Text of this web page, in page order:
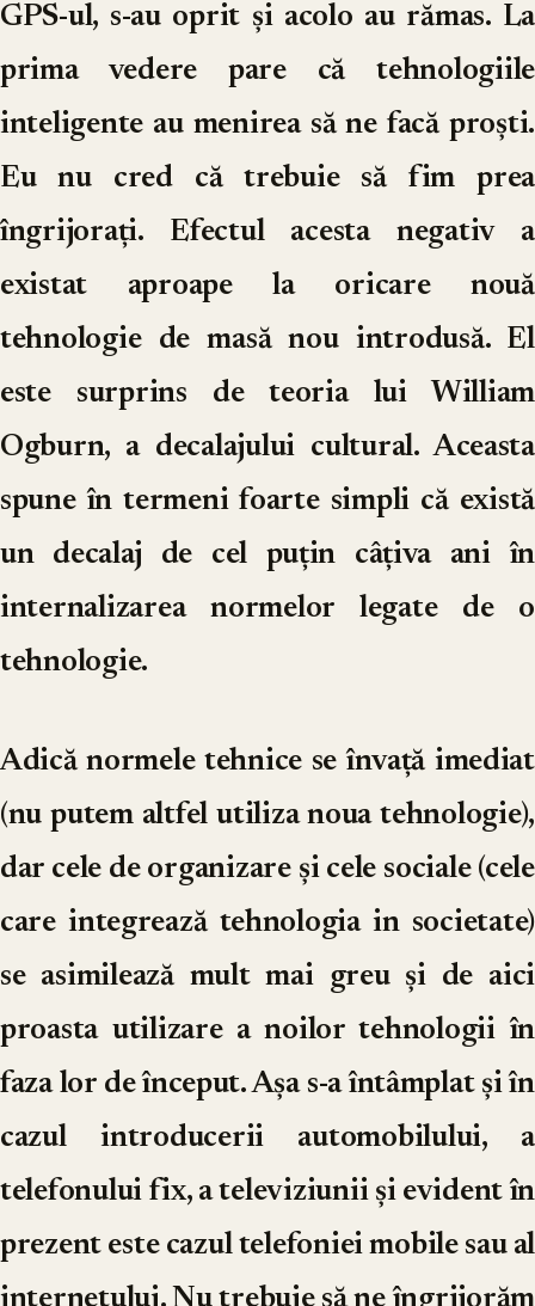
GPS-ul, s-au oprit și acolo au rămas. La
prima vedere pare că tehnologiile
inteligente au menirea să ne facă proști.
Eu nu cred că trebuie să fim prea
îngrijorați. Efectul acesta negativ a
existat aproape la oricare nouă
tehnologie de masă nou introdusă. El
este surprins de teoria lui William
Ogburn, a decalajului cultural. Aceasta
spune în termeni foarte simpli că există
un decalaj de cel puțin câțiva ani în
internalizarea normelor legate de o
tehnologie.
Adică normele tehnice se învață imediat
(nu putem altfel utiliza noua tehnologie),
dar cele de organizare și cele sociale (cele
care integrează tehnologia in societate)
se asimilează mult mai greu și de aici
proasta utilizare a noilor tehnologii în
faza lor de început. Așa s-a întâmplat și în
cazul introducerii automobilului, a
telefonului fix, a televiziunii și evident în
prezent este cazul telefoniei mobile sau al